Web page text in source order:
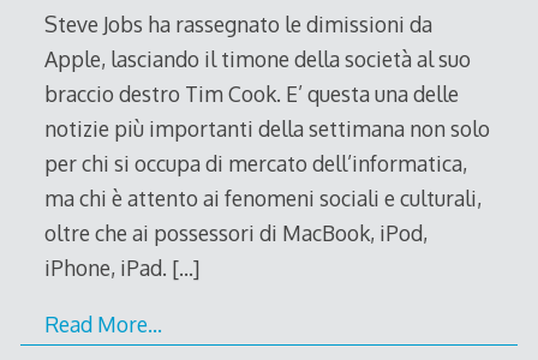
Steve Jobs ha rassegnato le dimissioni da
Apple, lasciando il timone della società al suo
braccio destro Tim Cook. E’ questa una delle
notizie più importanti della settimana non solo
per chi si occupa di mercato dell’informatica,
ma chi è attento ai fenomeni sociali e culturali,
oltre che ai possessori di MacBook, iPod,
iPhone, iPad. […]
Read More…